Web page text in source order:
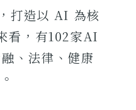
打造以 AI 為核
看，有102家AI
、法律、健康